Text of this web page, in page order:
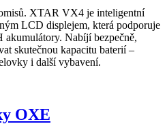
XTAR VX4 je inteligentní
LCD displejem, která podporuje
Nabíjí bezpečně,
skutečnou kapacitu baterií –
i další vybavení.
OXE